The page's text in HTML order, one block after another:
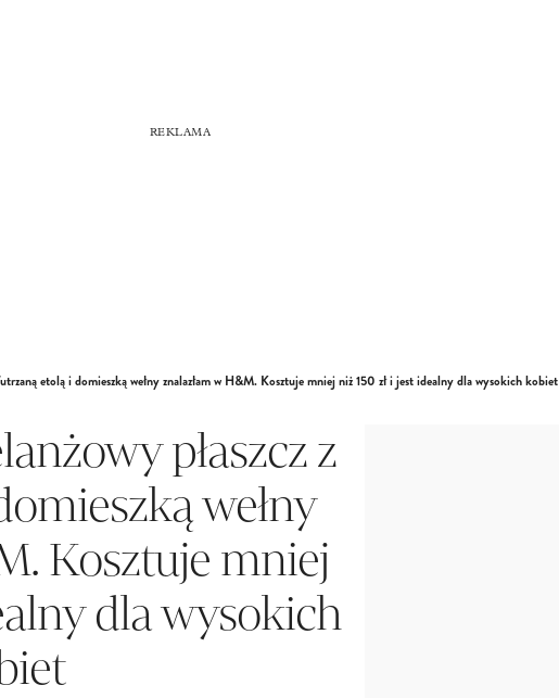
etolą i domieszką wełny znalazłam w H&M. Kosztuje mniej niż 150 zł i jest idealny dla wysokich kobiet
płaszcz z
wełny
Kosztuje mniej
dla wysokich